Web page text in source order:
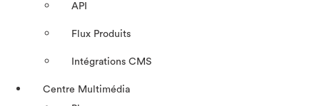
API
Flux Produits
Intégrations CMS
Centre Multimédia